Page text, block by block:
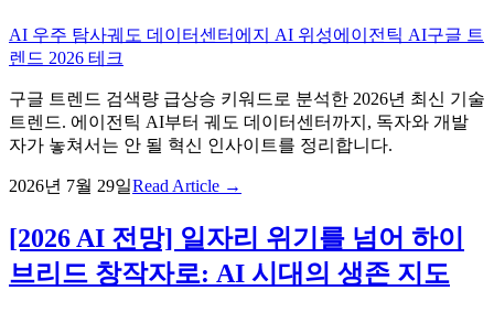
AI 우주 탐사궤도 데이터센터 에지 AI 위성에이전틱 AI구글 트
렌드 2026 테크
구글 트렌드 검색량 급상승 키워드로 분석한 2026년 최신 기술
트렌드. 에이전틱 AI부터 궤도 데이터센터까지, 독자와 개발
자가 놓쳐서는 안 될 혁신 인사이트를 정리합니다.
2026년 7월 29일Read Article →
[2026 AI 전망] 일자리 위기를 넘어 하이
브리드 창작자로: AI 시대의 생존 지도